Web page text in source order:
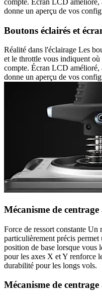
donne un aperçu de vos
Boutons éclairés et
Réalité dans l'éclairage Les
et le throttle vous indiquent où
compte. Écran LCD amélioré,
donne un aperçu de vos
Mécanisme de centrage
Force de ressort constante Un
particulièrement précis
position de base lorsque vous
pour les axes X et Y renforce
durabilité pour les longs vols.
Mécanisme de centrage